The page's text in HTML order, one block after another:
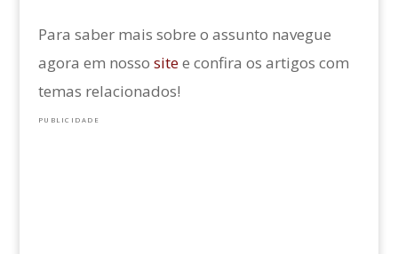
Para saber mais sobre o assunto navegue
agora em nosso sitee confira os artigos com
temas relacionados!
PUBLICIDADE